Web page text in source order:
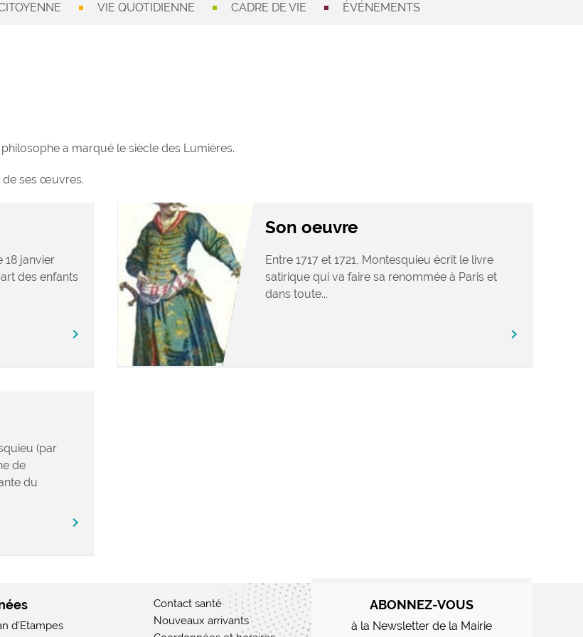
VIE QUOTIDIENNE CADRE DE VIE ÉVÉNEMENTS
a marqué le siècle des Lumières.
de ses œuvres.
18 janvier
des enfants
chevron_right
Son oeuvre
Entre 1717 et 1721, Montesquieu écrit le livre
satirique qui va faire sa renommée à Paris et
dans toute...
chevron_right
(par
de
du
chevron_right
d'Etampes
Contact santé
Nouveaux arrivants
ABONNEZ-VOUS
à la Newsletter de la Mairie